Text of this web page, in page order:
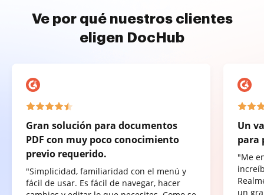
Ve por qué nuestros clientes
eligen DocHub
Gran solución para documentos
PDF con muy poco conocimiento
previo requerido.
"Simplicidad, familiaridad con el menú y
fácil de usar. Es fácil de navegar, hacer
Un
para
"Me
un